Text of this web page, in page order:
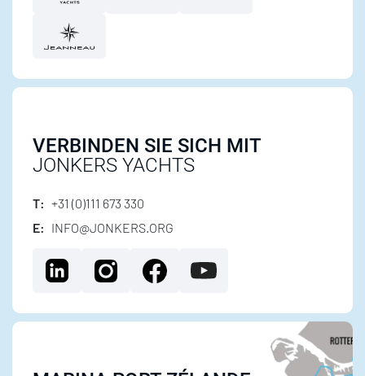
VERBINDEN SIE SICH MIT
JONKERS YACHTS
T: +31 (0)111 673 330
E: INFO@JONKERS.ORG